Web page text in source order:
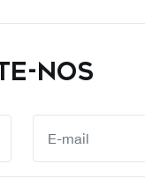
NOS